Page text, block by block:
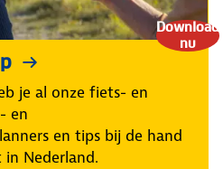
Download
nu
je al onze fiets- en
en
en tips bij de hand
Nederland.